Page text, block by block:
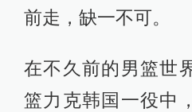
前走，缺一不可。
在不久前的男篮世
篮力克韩国一役中